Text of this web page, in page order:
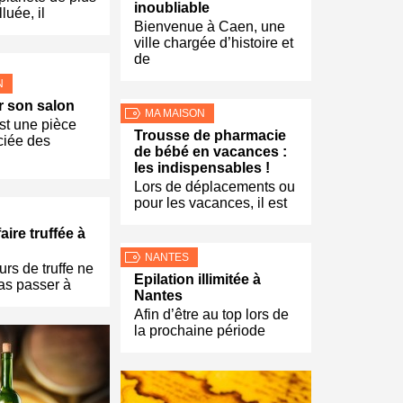
il
son salon
une pièce
des
truffée à
de truffe ne
passer à
inoubliable
Bienvenue à Caen, une
ville chargée d’histoire et
de
MA MAISON
Trousse de pharmacie
de bébé en vacances :
les indispensables !
Lors de déplacements ou
pour les vacances, il est
NANTES
Epilation illimitée à
Nantes
Afin d’être au top lors de
la prochaine période